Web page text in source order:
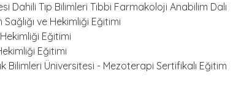
Dahili Tıp Bilimleri Tıbbi Farmakoloji Anabilim Dalı
ve Hekimliği Eğitimi
Eğitimi
Eğitimi
Bilimleri Üniversitesi - Mezoterapi Sertifikalı Eğitim